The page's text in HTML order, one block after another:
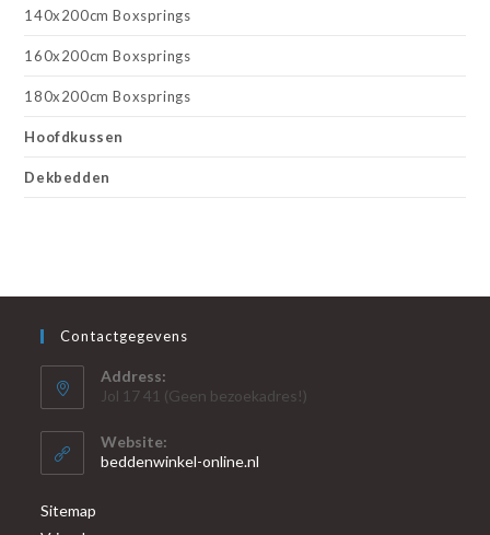
140x200cm Boxsprings
160x200cm Boxsprings
180x200cm Boxsprings
Hoofdkussen
Dekbedden
Contactgegevens
Address:
Jol 17 41 (Geen bezoekadres!)
Website:
beddenwinkel-online.nl
Sitemap